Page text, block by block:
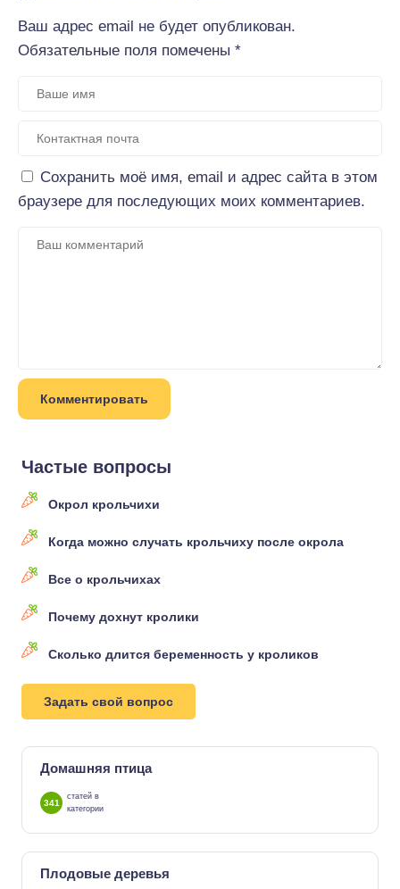
Ваш адрес email не будет опубликован.
Обязательные поля помечены *
Сохранить моё имя, email и адрес сайта в этом
браузере для последующих моих комментариев.
Частые вопросы
Окрол крольчихи
Когда можно случать крольчиху после окрола
Все о крольчихах
Почему дохнут кролики
Сколько длится беременность у кроликов
Задать свой вопрос
Домашняя птица
341
статей в
категории
Плодовые деревья